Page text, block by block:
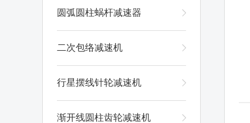
圆弧圆柱蜗杆减速器
二次包络减速机
行星摆线针轮减速机
渐开线圆柱齿轮减速机